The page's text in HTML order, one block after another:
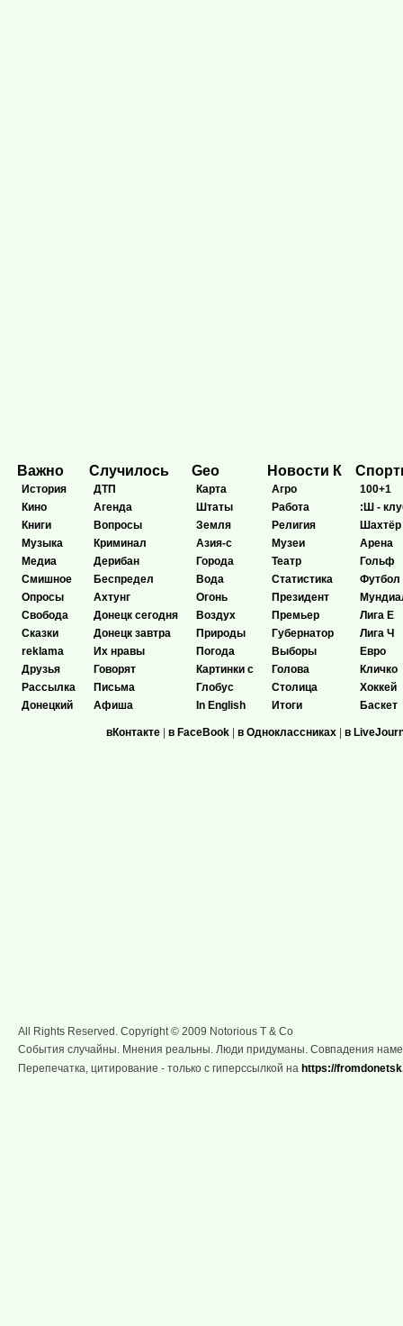
Важно
История
Кино
Книги
Музыка
Медиа
Смишное
Опросы
Свобода
Сказки
reklama
Друзья
Рассылка
Донецкий
Случилось
ДТП
Агенда
Вопросы
Криминал
Дерибан
Беспредел
Ахтунг
Донецк сегодня
Донецк завтра
Их нравы
Говорят
Письма
Афиша
Geo
Карта
Штаты
Земля
Азия-с
Города
Вода
Огонь
Воздух
Природы
Погода
Картинки с
Глобус
In English
Новости К
Агро
Работа
Религия
Музеи
Театр
Статистика
Президент
Премьер
Губернатор
Выборы
Голова
Столица
Итоги
100+1
:Ш -
Шахтёр
Арена
Гольф
Футбол
Лига Е
Лига Ч
Евро
Кличко
Хоккей
Баскет
вКонтакте | в FaceBook | в Одноклассниках | в
All Rights Reserved. Copyright © 2009 Notorious T & Co
События случайны. Мнения реальны. Люди придуманы. Совпадения
Перепечатка, цитирование - только с гиперссылкой на https://